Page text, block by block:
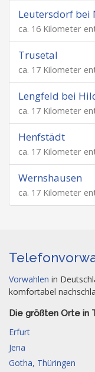
Leutersdorf bei
ca. 16 Kilometer
Trusetal
ca. 17 Kilometer
Lengfeld bei
ca. 17 Kilometer
Henfstädt
ca. 17 Kilometer
Wernshausen
ca. 17 Kilometer
Vorwahlen in
komfortabel
Die größten Orte in
Erfurt
Jena
Gotha, Thüringen